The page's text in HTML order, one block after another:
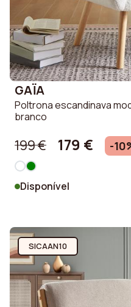
GAÏA
Poltrona escandinava
branco
199 € 179 € -
Disponível
SICAAN10